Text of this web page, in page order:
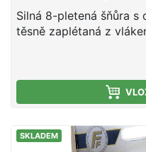
Silná 8-pletená šňůra s
těsně zaplétaná z
hedvábně hladká a
bylo dosaženo velmi
SKLADEM